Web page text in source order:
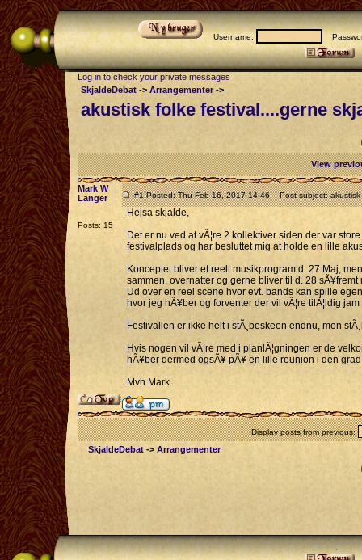
Username:
Log in to check your private messages
SkjaldeDebat -> Arrangementer->
akustisk folke festival....gerne
View
Mark W
Langer
Posts: 15
#1 Posted: Thu Feb 16, 2017 14:46 Post subject: akustisk
Hejsa skjalde,
Det er nu ved at vÃ¦re 2 kollektiver siden der var
festivalplads og har besluttet mig at holde en lille
Konceptet bliver et reelt musikprogram d. 27 Maj,
sammen, overnatter og gerne bliver til d. 28 sÃ¥fremt
Ud over en reel scene hvor evt. bands kan spille
hvor jeg hÃ¥ber og forventer der vil vÃ¦re tilÃ¦ldig
Festivallen er ikke helt i stÃ¸beskeen endnu, men
Hvis nogen vil vÃ¦re med i planlÃ¦gningen er de
hÃ¥ber dermed ogsÃ¥ pÃ¥ en lille reunion i den
Mvh Mark
Display posts from previous:
SkjaldeDebat -> Arrangementer